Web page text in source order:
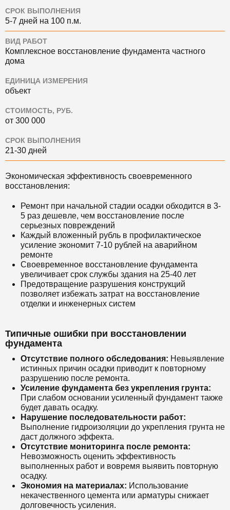
СРОК ВЫПОЛНЕНИЯ
5-7 дней на 100 п.м.
ВИД РАБОТ
Комплексное восстановление фундамента частного
дома
ЕДИНИЦА ИЗМЕРЕНИЯ
объект
СТОИМОСТЬ, РУБ.
от 300 000
СРОК ВЫПОЛНЕНИЯ
21-30 дней
Экономическая эффективность своевременного
восстановления:
Ремонт при начальной стадии осадки обходится в 3-
5 раз дешевле, чем восстановление после
серьезных повреждений
Каждый вложенный рубль в профилактическое
усиление экономит 7-10 рублей на аварийном
ремонте
Своевременное восстановление фундамента
увеличивает срок службы здания на 25-40 лет
Предотвращение разрушения конструкций
позволяет избежать затрат на восстановление
отделки и инженерных систем
Типичные ошибки при восстановлении
фундамента
Отсутствие полного обследования: Невыявление
истинных причин осадки приводит к повторному
разрушению после ремонта.
Усиление фундамента без укрепления грунта:
При слабом основании усиленный фундамент также
будет давать осадку.
Нарушение последовательности работ:
Выполнение гидроизоляции до укрепления грунта не
даст должного эффекта.
Отсутствие мониторинга после ремонта:
Невозможность оценить эффективность
выполненных работ и вовремя выявить повторную
осадку.
Экономия на материалах: Использование
некачественного цемента или арматуры снижает
долговечность усиления.